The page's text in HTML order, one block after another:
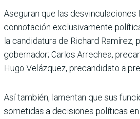
Aseguran que las desvinculaciones
connotación exclusivamente
la candidatura de Richard Ramírez,
gobernador; Carlos Arrechea,
Hugo Velázquez, precandidato a
Así también, lamentan que sus
sometidas a decisiones políticas